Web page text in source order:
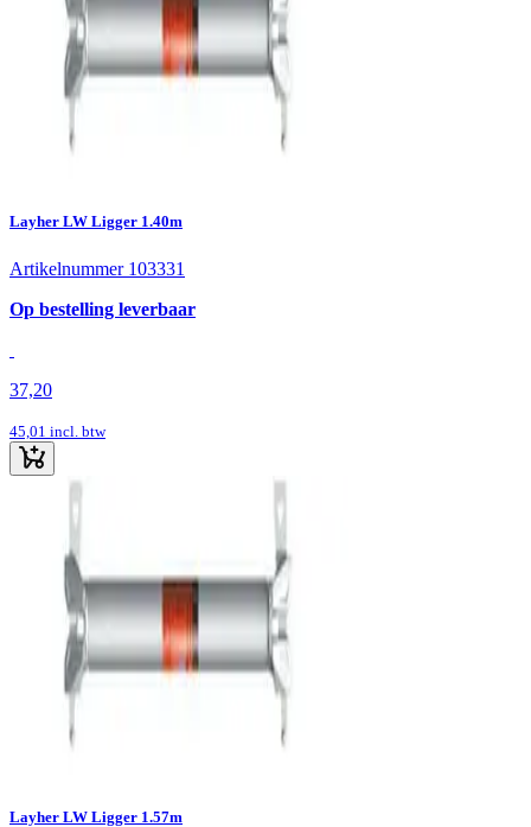
Layher LW Ligger 1.40m
Artikelnummer 103331
Op bestelling leverbaar
37,20
45,01 incl. btw
Layher LW Ligger 1.57m